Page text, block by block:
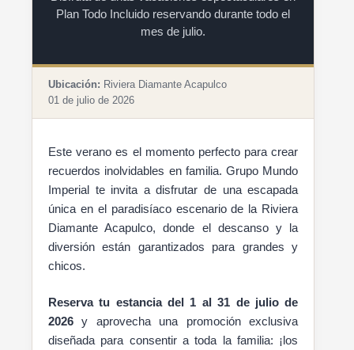
Plan Todo Incluido reservando durante todo el
mes de julio.
Ubicación: Riviera Diamante Acapulco
01 de julio de 2026
Este verano es el momento perfecto para crear
recuerdos inolvidables en familia. Grupo Mundo
Imperial te invita a disfrutar de una escapada
única en el paradisíaco escenario de la Riviera
Diamante Acapulco, donde el descanso y la
diversión están garantizados para grandes y
chicos.
Reserva tu estancia del 1 al 31 de julio de
2026 y aprovecha una promoción exclusiva
diseñada para consentir a toda la familia: ¡los